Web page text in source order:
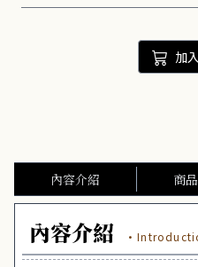
加
內容介紹 商
內容介紹